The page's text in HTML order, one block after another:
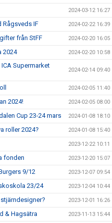
2024-03-12 16:27
IF 2024-02-22 16:39
från StFF 2024-02-20 16:05
2024 2024-02-20 10:58
Supermarket
2024-02-14 09:40
2024-02-05 11:40
2024! 2024-02-05 08:00
Cup 23-24 mars 2024-01-08 18:10
roller 2024? 2024-01-08 15:40
2023-12-22 10:11
fonden 2023-12-20 15:07
9/12 2023-12-07 09:54
23/24 2023-12-04 10:44
2023-12-01 16:26
& Hagsätra 2023-11-13 15:44